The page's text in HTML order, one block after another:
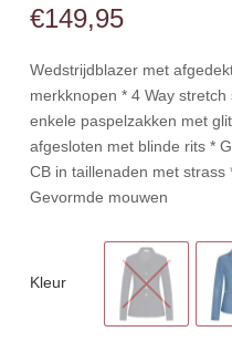
€149,95
Wedstrijdblazer met
merkknopen * 4 Way
enkele paspelzakken met
afgesloten met blinde rits *
CB in taillenaden met strass
Gevormde mouwen
Kleur